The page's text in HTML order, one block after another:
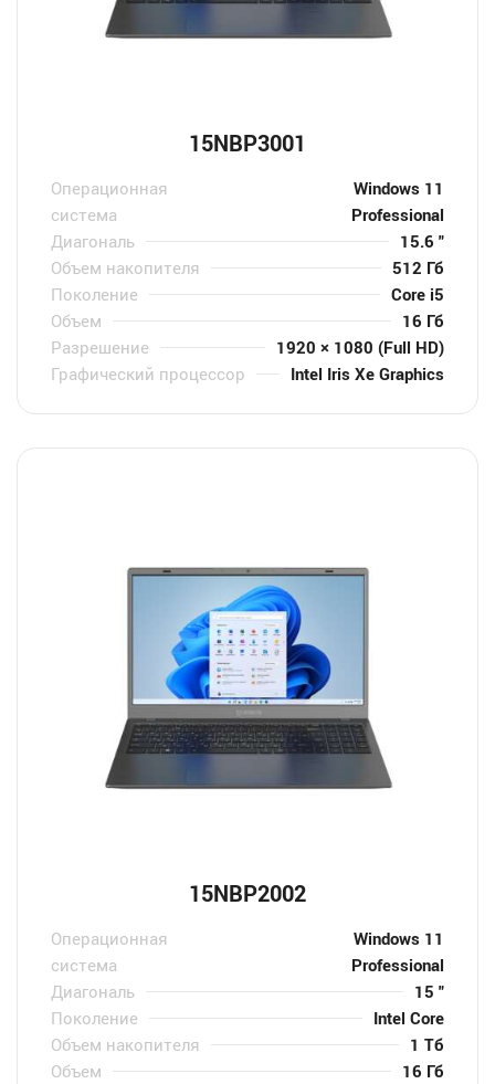
15NBP3001
Операционная
система
Windows 11
Professional
Диагональ
15.6 "
Объем накопителя
512 Гб
Поколение
Core i5
Объем
16 Гб
Разрешение
1920 × 1080 (Full HD)
Графический процессор
Intel Iris Xe Graphics
15NBP2002
Операционная
система
Windows 11
Professional
Диагональ
15 "
Поколение
Intel Core
Объем накопителя
1 Тб
Объем
16 Гб